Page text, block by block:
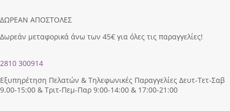
ΔΩΡΕΑΝ ΑΠΟΣΤΟΛΕΣ
Δωρεάν μεταφορικά άνω των 45€ για όλες τις παραγγελίες!
2810 300914
Εξυπηρέτηση Πελατών & Τηλεφωνικές Παραγγελίες Δευτ-Τετ-Σαβ
9.00-15:00 & Τριτ-Πεμ-Παρ 9:00-14:00 & 17:00-21:00